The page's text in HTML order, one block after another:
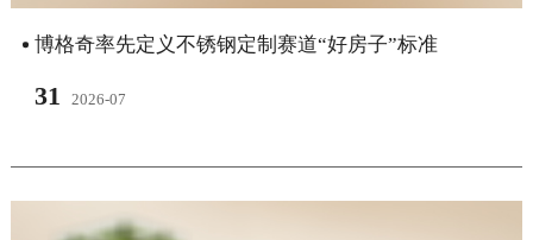
博格奇率先定义不锈钢定制赛道“好房子”标准
31 2026-07